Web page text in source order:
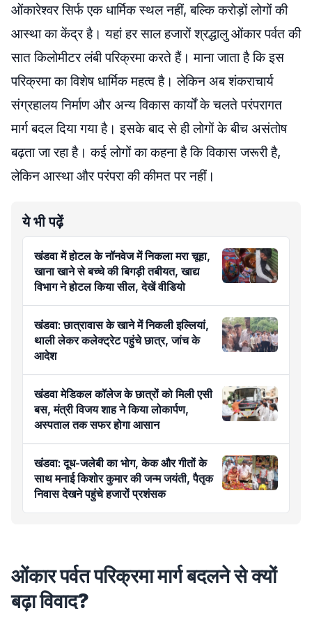
ओंकारेश्वर सिर्फ एक धार्मिक स्थल नहीं, बल्कि करोड़ों लोगों की
आस्था का केंद्र है। यहां हर साल हजारों श्रद्धालु ओंकार पर्वत की
सात किलोमीटर लंबी परिक्रमा करते हैं। माना जाता है कि इस
परिक्रमा का विशेष धार्मिक महत्व है। लेकिन अब शंकराचार्य
संग्रहालय निर्माण और अन्य विकास कार्यों के चलते परंपरागत
मार्ग बदल दिया गया है। इसके बाद से ही लोगों के बीच असंतोष
बढ़ता जा रहा है। कई लोगों का कहना है कि विकास जरूरी है,
लेकिन आस्था और परंपरा की कीमत पर नहीं।
ये भी पढ़ें
खंडवा में होटल के नॉनवेज में निकला मरा चूहा,
खाना खाने से बच्चे की बिगड़ी तबीयत, खाद्य
विभाग ने होटल किया सील, देखें वीडियो
खंडवा: छात्रावास के खाने में निकली इल्लियां,
थाली लेकर कलेक्ट्रेट पहुंचे छात्र, जांच के
आदेश
खंडवा मेडिकल कॉलेज के छात्रों को मिली एसी
बस, मंत्री विजय शाह ने किया लोकार्पण,
अस्पताल तक सफर होगा आसान
खंडवा: दूध-जलेबी का भोग, केक और गीतों के
साथ मनाई किशोर कुमार की जन्म जयंती, पैतृक
निवास देखने पहुंचे हजारों प्रशंसक
ओंकार पर्वत परिक्रमा मार्ग बदलने से क्यों
बढ़ा विवाद?